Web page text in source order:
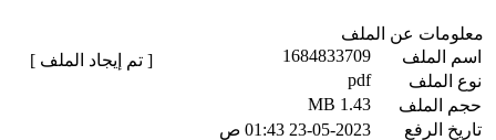
معلومات عن الملف
اسم الملف
1684833709
نوع الملف
pdf
حجم الملف
1.43 MB
تاريخ الرفع
23-05-2023 01:43 ص
[ تم إيجاد الملف ]